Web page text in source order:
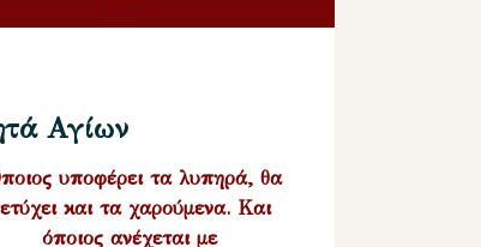
Αγίων
υποφέρει τα λυπηρά, θα
και τα χαρούμενα. Και
όποιος ανέχεται με